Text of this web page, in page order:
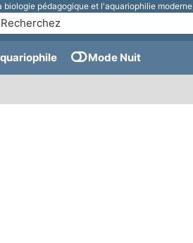
biologie pédagogique et l'aquariophilie moderne
Mode Nuit